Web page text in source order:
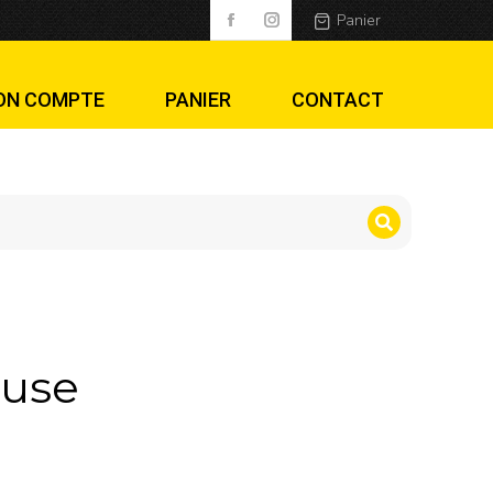
Panier
COMPTE PANIER CONTACT